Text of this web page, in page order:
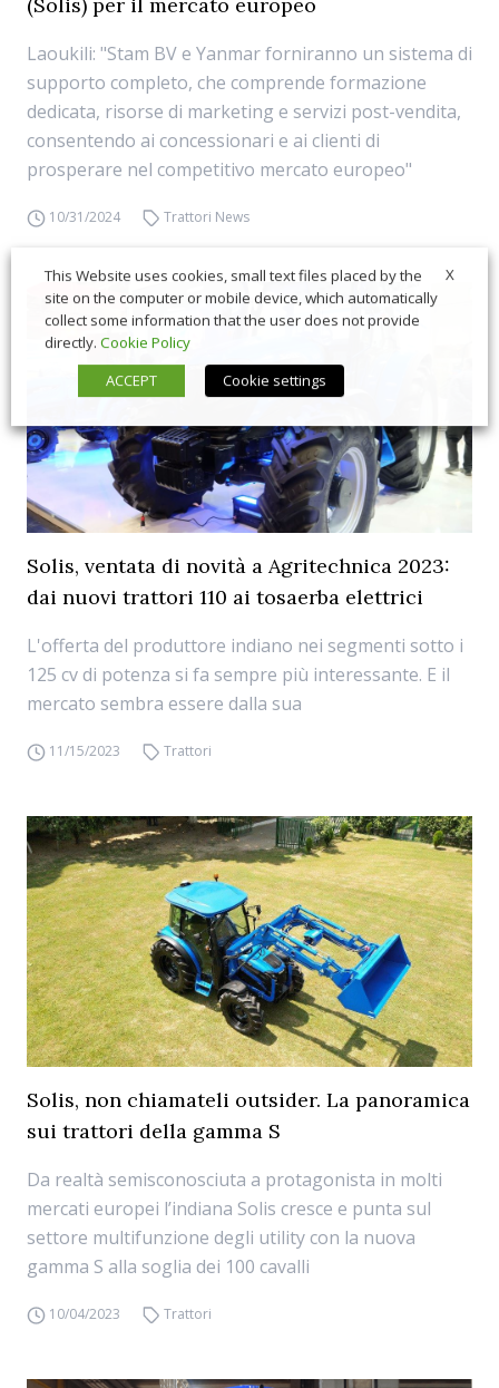
Laoukili: "Stam BV e Yanmar forniranno un sistema di
supporto completo, che comprende formazione
dedicata, risorse di marketing e servizi post-vendita,
consentendo ai concessionari e ai clienti di
prosperare nel competitivo mercato europeo"
10/31/2024 Trattori News
Solis, ventata di novità a Agritechnica 2023:
dai nuovi trattori 110 ai tosaerba elettrici
L'offerta del produttore indiano nei segmenti sotto i
125 cv di potenza si fa sempre più interessante. E il
mercato sembra essere dalla sua
11/15/2023 Trattori
Solis, non chiamateli outsider. La panoramica
sui trattori della gamma S
Da realtà semisconosciuta a protagonista in molti
mercati europei l’indiana Solis cresce e punta sul
settore multifunzione degli utility con la nuova
gamma S alla soglia dei 100 cavalli
10/04/2023 Trattori
X
This Website uses cookies, small text files placed by the
site on the computer or mobile device, which automatically
collect some information that the user does not provide
directly. Cookie Policy
ACCEPT
Cookie settings